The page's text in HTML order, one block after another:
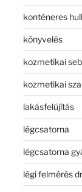
konténeres
könyvelés
kozmetikai
kozmetikai
lakásfelújítás
légcsatorna
légcsatorna
légi felmérés